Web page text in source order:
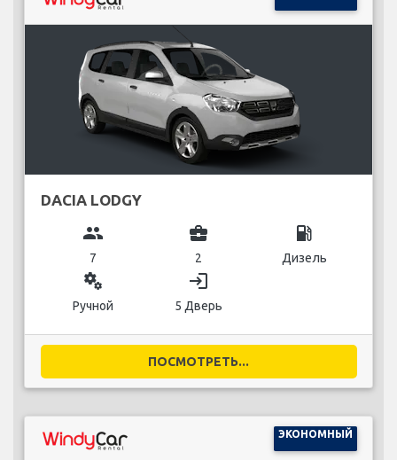
DACIA LODGY
group
7
business_center
2
local_gas_station
Дизель
miscellaneous_services
Ручной
login
5 Дверь
ПОСМОТРЕТЬ...
ЭКОНОМНЫЙ